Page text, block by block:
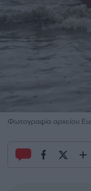
Φωτογραφία αρχείου